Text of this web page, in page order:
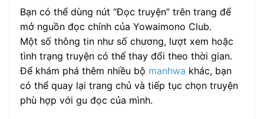
Bạn có thể dùng nút “Đọc truyện” trên trang để
mở nguồn đọc chính của Yowaimono Club.
Một số thông tin như số chương, lượt xem hoặc
tình trạng truyện có thể thay đổi theo thời gian.
Để khám phá thêm nhiều bộ manhwa khác, bạn
có thể quay lại trang chủ và tiếp tục chọn truyện
phù hợp với gu đọc của mình.